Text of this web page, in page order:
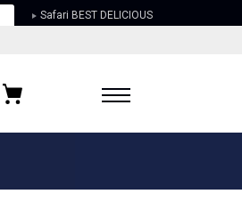
Safari BEST DELICIOUS
に入りブランド